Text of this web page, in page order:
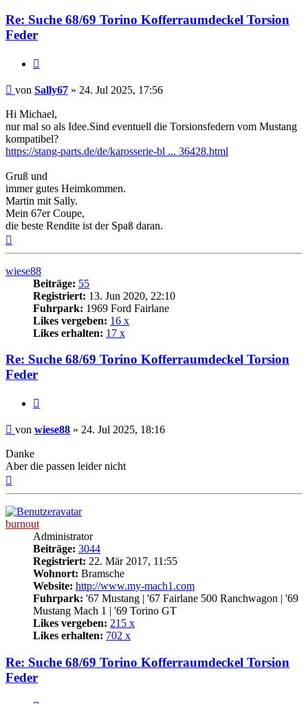
Re: Suche 68/69 Torino Kofferraumdeckel Torsion
Feder
Beitrag
von Sally67 » 24. Jul 2025, 17:56
Hi Michael,
nur mal so als Idee.Sind eventuell die Torsionsfedern vom Mustang
kompatibel?
https://stang-parts.de/de/karosserie-bl ... 36428.html
Gruß und
immer gutes Heimkommen.
Martin mit Sally.
Mein 67er Coupe,
die beste Rendite ist der Spaß daran.
wiese88
Beiträge: 55
Registriert: 13. Jun 2020, 22:10
Fuhrpark: 1969 Ford Fairlane
Likes vergeben: 16 x
Likes erhalten: 17 x
Re: Suche 68/69 Torino Kofferraumdeckel Torsion
Feder
Beitrag
von wiese88 » 24. Jul 2025, 18:16
Danke
Aber die passen leider nicht
burnout
Administrator
Beiträge: 3044
Registriert: 22. Mär 2017, 11:55
Wohnort: Bramsche
Website: http://www.my-mach1.com
Fuhrpark: '67 Mustang | '67 Fairlane 500 Ranchwagon | '69
Mustang Mach 1 | '69 Torino GT
Likes vergeben: 215 x
Likes erhalten: 702 x
Re: Suche 68/69 Torino Kofferraumdeckel Torsion
Feder